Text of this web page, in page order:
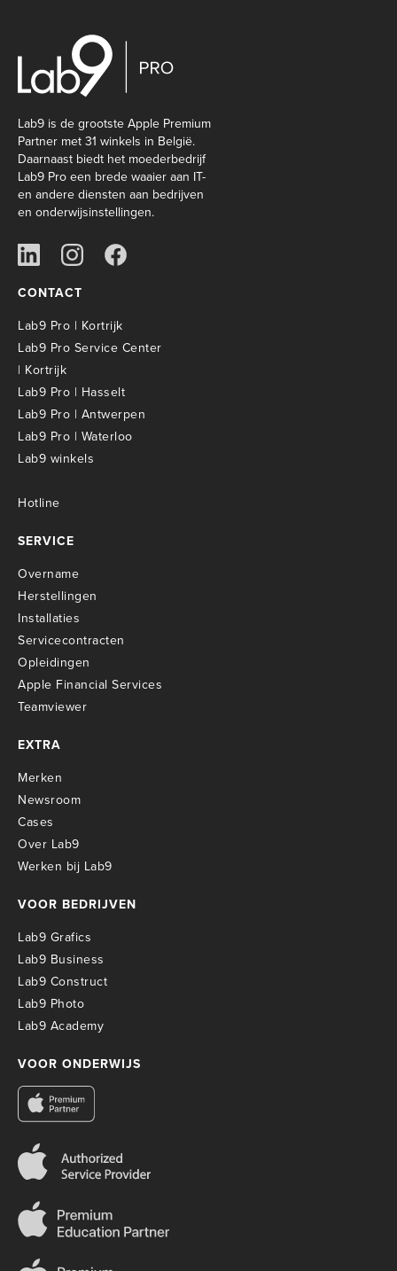
Lab9 is de grootste Apple Premium
Partner met 31 winkels in België.
Daarnaast biedt het moederbedrijf
Lab9 Pro een brede waaier aan IT-
en andere diensten aan bedrijven
en onderwijsinstellingen.
CONTACT
Lab9 Pro | Kortrijk
Lab9 Pro Service Center
| Kortrijk
Lab9 Pro | Hasselt
Lab9 Pro | Antwerpen
Lab9 Pro | Waterloo
Lab9 winkels
Hotline
SERVICE
Overname
Herstellingen
Installaties
Servicecontracten
Opleidingen
Apple Financial Services
Teamviewer
EXTRA
Merken
Newsroom
Cases
Over Lab9
Werken bij Lab9
VOOR BEDRIJVEN
Lab9 Grafics
Lab9 Business
Lab9 Construct
Lab9 Photo
Lab9 Academy
VOOR ONDERWIJS